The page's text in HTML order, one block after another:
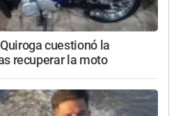
cuestionó la
recuperar la moto